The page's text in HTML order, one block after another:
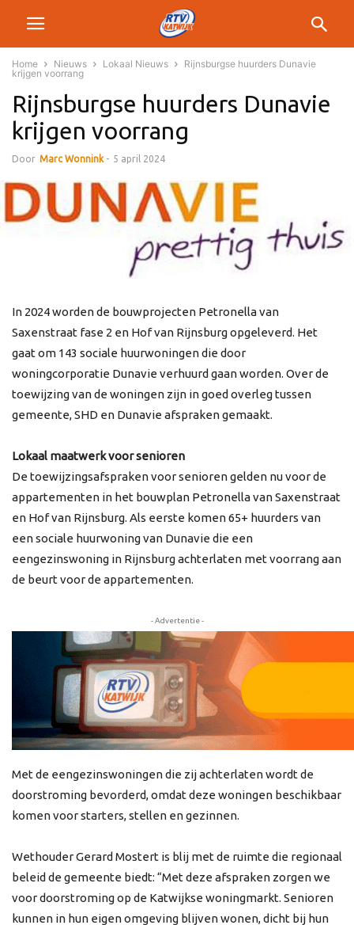
Home Nieuws Lokaal Nieuws
Rijnsburgse huurders Dunavie
krijgen voorrang
Rijnsburgse huurders Dunavie
krijgen voorrang
Door Marc Wonnink - 5 april 2024
In 2024 worden de bouwprojecten Petronella van
Saxenstraat fase 2 en Hof van Rijnsburg opgeleverd. Het
gaat om 143 sociale huurwoningen die door
woningcorporatie Dunavie verhuurd gaan worden. Over de
toewijzing van de woningen zijn in goed overleg tussen
gemeente, SHD en Dunavie afspraken gemaakt.
Lokaal maatwerk voor senioren
De toewijzingsafspraken voor senioren gelden nu voor de
appartementen in het bouwplan Petronella van Saxenstraat
en Hof van Rijnsburg. Als eerste komen 65+ huurders van
een sociale huurwoning van Dunavie die een
eengezinswoning in Rijnsburg achterlaten met voorrang aan
de beurt voor de appartementen.
- Advertentie -
Met de eengezinswoningen die zij achterlaten wordt de
doorstroming bevorderd, omdat deze woningen beschikbaar
komen voor starters, stellen en gezinnen.
Wethouder Gerard Mostert is blij met de ruimte die regionaal
beleid de gemeente biedt: “Met deze afspraken zorgen we
voor doorstroming op de Katwijkse woningmarkt. Senioren
kunnen in hun eigen omgeving blijven wonen, dicht bij hun